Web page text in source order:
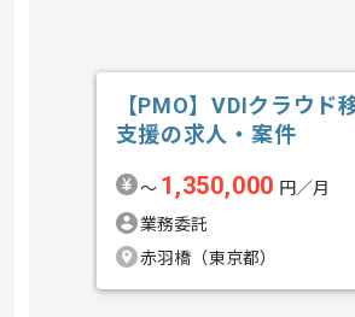
【PMO】VDIクラウド
支援の求人・案件
〜 1,350,000 円／月
業務委託
赤羽橋（東京都）